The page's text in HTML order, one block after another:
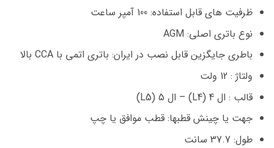
ظرفیت های قابل استفاده: 100 آمپر ساعت
نوع باتری اصلی: AGM
باطری جایگزین قابل نصب در ایران: باتری اتمی با CCA بالا
ولتاژ : 12 ولت
قالب : ال 4 (L4) – ال 5 (L5)
جهت یا چینش قطبها: قطب موافق یا چپ
طول: 37.7 سانت